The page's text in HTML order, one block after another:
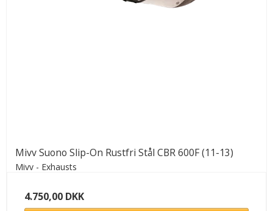
Mivv Suono Slip-On Rustfri Stål CBR 600F (11-13)
Mivv - Exhausts
4.750,00 DKK